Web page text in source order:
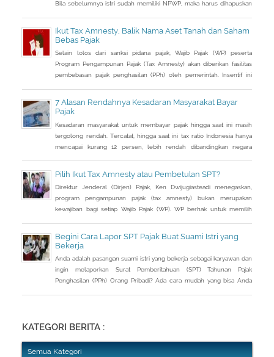
Bila sebelumnya istri sudah memiliki NPWP, maka harus dihapuskan
Ikut Tax Amnesty, Balik Nama Aset Tanah dan Saham
Bebas Pajak
Selain lolos dari sanksi pidana pajak, Wajib Pajak (WP) peserta
Program Pengampunan Pajak (Tax Amnesty) akan diberikan fasilitas
pembebasan pajak penghasilan (PPh) oleh pemerintah. Insentif ini
7 Alasan Rendahnya Kesadaran Masyarakat Bayar
Pajak
Kesadaran masyarakat untuk membayar pajak hingga saat ini masih
tergolong rendah. Tercatat, hingga saat ini tax ratio Indonesia hanya
mencapai kurang 12 persen, lebih rendah dibandingkan negara
Pilih Ikut Tax Amnesty atau Pembetulan SPT?
Direktur Jenderal (Dirjen) Pajak, Ken Dwijugiasteadi menegaskan,
program pengampunan pajak (tax amnesty) bukan merupakan
kewajiban bagi setiap Wajib Pajak (WP). WP berhak untuk memilih
pengusutan nilai wajar harta.
Begini Cara Lapor SPT Pajak Buat Suami Istri yang
Bekerja
Anda adalah pasangan suami istri yang bekerja sebagai karyawan dan
ingin melaporkan Surat Pemberitahuan (SPT) Tahunan Pajak
Penghasilan (PPh) Orang Pribadi? Ada cara mudah yang bisa Anda
suami atau istri
KATEGORI BERITA :
Semua Kategori